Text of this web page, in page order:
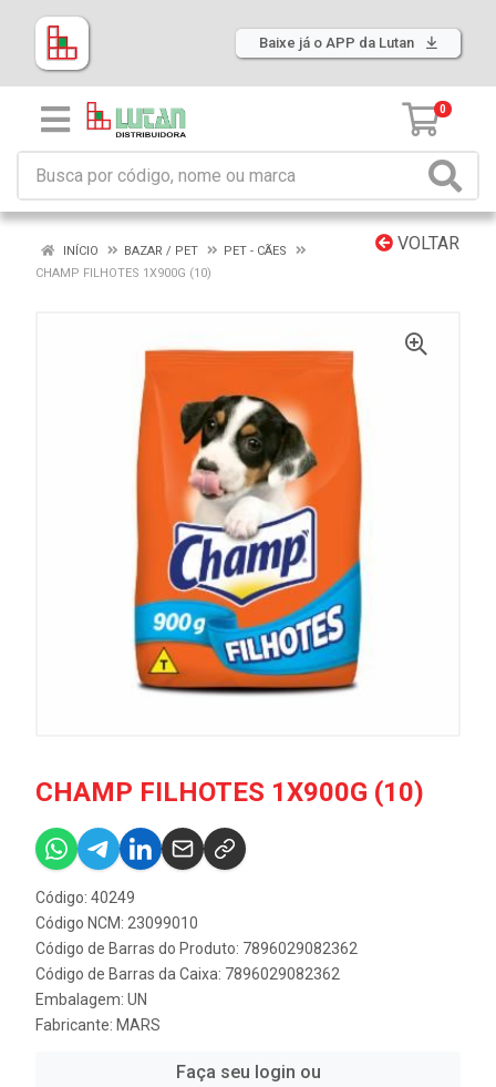
Baixe já o APP da Lutan
0
VOLTAR
INÍCIO BAZAR / PET
PET - CÃES
CHAMP FILHOTES 1X900G (10)
CHAMP FILHOTES 1X900G (10)
Código: 40249
Código NCM: 23099010
Código de Barras do Produto: 7896029082362
Código de Barras da Caixa: 7896029082362
Embalagem: UN
Fabricante: MARS
Faça seu login ou